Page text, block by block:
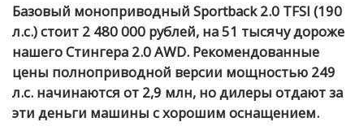
Базовый моноприводный Sportback 2.0 TFSI (190
л.с.) стоит 2 480 000 рублей, на 51 тысячу дороже
нашего Стингера 2.0 AWD. Рекомендованные
цены полноприводной версии мощностью 249
л.с. начинаются от 2,9 млн, но дилеры отдают за
эти деньги машины с хорошим оснащением.